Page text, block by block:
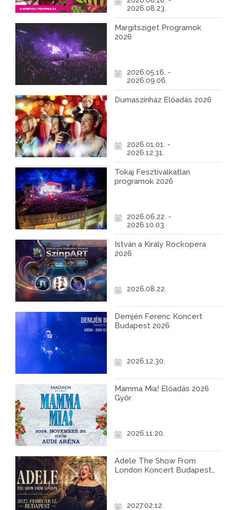
2026.08.23.
Margitsziget Programok
2026
2026.05.16. -
2026.09.06.
Dumaszínház Előadás 2026
2026.01.01. -
2026.12.31.
Tokaj Fesztiválkatlan
programok 2026
2026.06.22. -
2026.10.03.
István a Király Rockopera
2026
2026.08.22.
Demjén Ferenc Koncert
Budapest 2026
2026.12.30.
Mamma Mia! Előadás 2026
Győr
2026.11.20.
Adele The Show From
London Koncert Budapest
2027.02.12.